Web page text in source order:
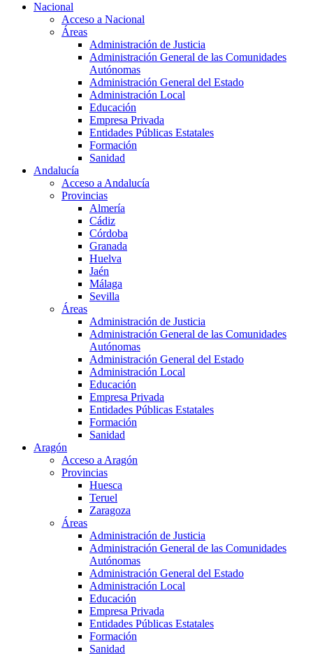
Nacional
Acceso a Nacional
Áreas
Administración de Justicia
Administración General de las Comunidades
Autónomas
Administración General del Estado
Administración Local
Educación
Empresa Privada
Entidades Públicas Estatales
Formación
Sanidad
Andalucía
Acceso a Andalucía
Provincias
Almería
Cádiz
Córdoba
Granada
Huelva
Jaén
Málaga
Sevilla
Áreas
Administración de Justicia
Administración General de las Comunidades
Autónomas
Administración General del Estado
Administración Local
Educación
Empresa Privada
Entidades Públicas Estatales
Formación
Sanidad
Aragón
Acceso a Aragón
Provincias
Huesca
Teruel
Zaragoza
Áreas
Administración de Justicia
Administración General de las Comunidades
Autónomas
Administración General del Estado
Administración Local
Educación
Empresa Privada
Entidades Públicas Estatales
Formación
Sanidad